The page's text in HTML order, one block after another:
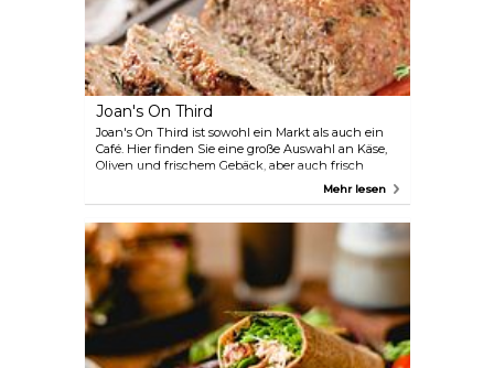
Joan's On Third
Joan's On Third ist sowohl ein Markt als auch ein
Café. Hier finden Sie eine große Auswahl an Käse,
Oliven und frischem Gebäck, aber auch frisch
gegrilltes Fleisch, Fisch und Geflügel zum
hinsetzen und Joans Sandwiches, Salate, Suppen
und hausgemachte Süßigkeiten direkt vor Ort
genießen.
Mehr lesen